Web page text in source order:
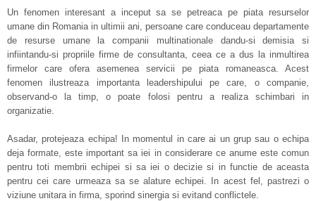
Un fenomen interesant a inceput sa se petreaca pe piata resurselor
umane din Romania in ultimii ani, persoane care conduceau departamente
de resurse umane la companii multinationale dandu-si demisia si
infiintandu-si propriile firme de consultanta, ceea ce a dus la inmultirea
firmelor care ofera asemenea servicii pe piata romaneasca. Acest
fenomen ilustreaza importanta leadershipului pe care, o companie,
observand-o la timp, o poate folosi pentru a realiza schimbari in
organizatie.
Asadar, protejeaza echipa! In momentul in care ai un grup sau o echipa
deja formate, este important sa iei in considerare ce anume este comun
pentru toti membrii echipei si sa iei o decizie si in functie de aceasta
pentru cei care urmeaza sa se alature echipei. In acest fel, pastrezi o
viziune unitara in firma, sporind sinergia si evitand conflictele.